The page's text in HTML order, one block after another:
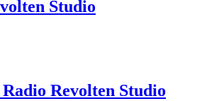
Studio
Revolten Studio